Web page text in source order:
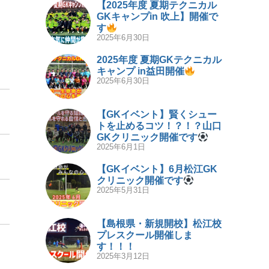
【2025年度 夏期テクニカル
GKキャンプin 吹上】開催で
す
2025年6月30日
2025年度 夏期GKテクニカル
キャンプ in益田開催
2025年6月30日
【GKイベント】賢くシュー
トを止めるコツ！？！？山口
GKクリニック開催です
2025年6月1日
【GKイベント】6月松江GK
クリニック開催です
2025年5月31日
【島根県・新規開校】松江校
プレスクール開催しま
す！！！
2025年3月12日